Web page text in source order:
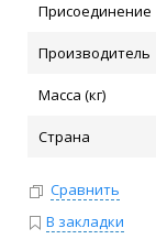
Присоединение
Производитель
Масса (кг)
Страна
Сравнить
В закладки